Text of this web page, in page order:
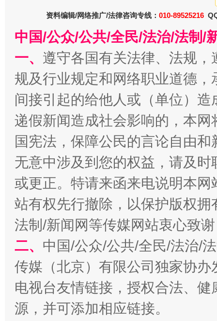
在谋一域中谋全局
今
习近平的博鳌关键词
魏明亮
生
资料编辑/网络推广/法律咨询专线： 010-89525216
中国/公众/公共/全民/法治/法制/
一、 遵守各国有关法律、法规
规及行业规定和网络职业道德
间接引起的给他人或（单位）
递假新闻造成社会影响的，本
国宪法，保障公民的言论自由
无意中涉及到您的权益，请及
或更正。特请来函来电说明本
站有权先行撤除，以保护版权
法制/新闻网等传媒网站衷心致
二、 中国/公众/公共/全民/法治/
传媒（北京）有限公司独家协
电视台友情链接，授权合法、
源，并可添加相应链接。